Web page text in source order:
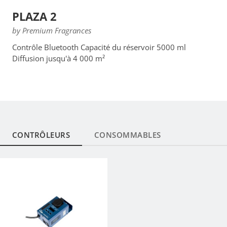
PLAZA 2
by Premium Fragrances
Contrôle Bluetooth Capacité du réservoir 5000 ml
Diffusion jusqu'à 4 000 m²
CONTRÔLEURS CONSOMMABLES